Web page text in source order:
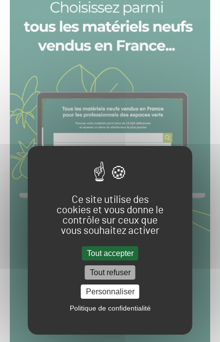
Ce site utilise des
cookies et vous donne le
contrôle sur ceux que
vous souhaitez activer
Tout accepter
Tout refuser
Personnaliser
Politique de confidentialité